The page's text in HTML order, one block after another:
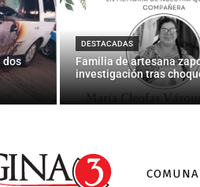
dos
DESTACADAS
Familia de artesana
investigación tras